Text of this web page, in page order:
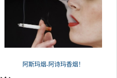
阿斯玛烟-阿诗玛香烟！